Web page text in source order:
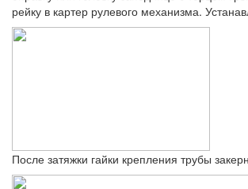
рейку в картер рулевого механизма.
После затяжки гайки крепления трубы